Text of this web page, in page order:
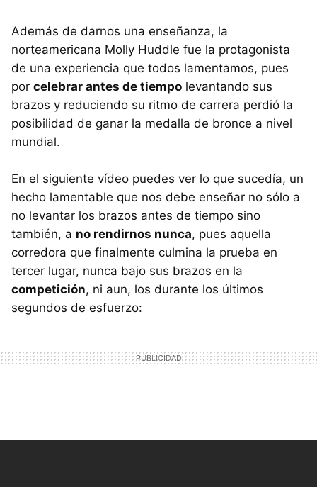
Además de darnos una enseñanza, la
norteamericana Molly Huddle fue la protagonista
de una experiencia que todos lamentamos, pues
por celebrar antes de tiempo levantando sus
brazos y reduciendo su ritmo de carrera perdió la
posibilidad de ganar la medalla de bronce a nivel
mundial.
En el siguiente vídeo puedes ver lo que sucedía, un
hecho lamentable que nos debe enseñar no sólo a
no levantar los brazos antes de tiempo sino
también, a no rendirnos nunca, pues aquella
corredora que finalmente culmina la prueba en
tercer lugar, nunca bajo sus brazos en la
competición, ni aun, los durante los últimos
segundos de esfuerzo: